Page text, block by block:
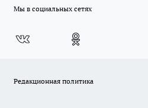
Мы в социальных сетях
Редакционная политика